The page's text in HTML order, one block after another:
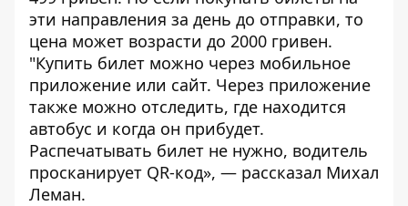
эти направления за день до отправки, то
цена может возрасти до 2000 гривен.
"Купить билет можно через мобильное
приложение или сайт. Через приложение
также можно отследить, где находится
автобус и когда он прибудет.
Распечатывать билет не нужно, водитель
просканирует QR-код», — рассказал Михал
Леман.